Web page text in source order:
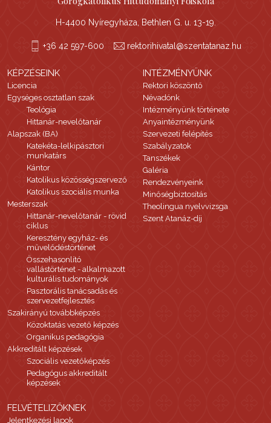
H-4400 Nyíregyháza, Bethlen G. u. 13-19.
+36 42 597-600 rektorihivatal@szentatanaz.hu
KÉPZÉSEINK
Licencia
Egységes osztatlan szak
Teológia
Hittanár-nevelőtanár
Alapszak (BA)
Katekéta-lelkipásztori
munkatárs
Kántor
Katolikus közösségszervező
Katolikus szociális munka
Mesterszak
Hittanár-nevelőtanár - rövid
ciklus
Keresztény egyház- és
művelődéstörténet
Összehasonlító
vallástörténet - alkalmazott
kulturális tudományok
Pasztorális tanácsadás és
szervezetfejlesztés
Szakirányú továbbképzés
Közoktatás vezető képzés
Organikus pedagógia
Akkreditált képzések
Szociális vezetőképzés
Pedagógus akkreditált
képzések
INTÉZMÉNYÜNK
Rektori köszöntő
Névadónk
Intézményünk története
Anyaintézményünk
Szervezeti felépítés
Szabályzatok
Tanszékek
Galéria
Rendezvényeink
Minőségbiztosítás
Theolingua nyelvvizsga
Szent Atanáz-díj
FELVÉTELIZŐKNEK
Jelentkezési lapok